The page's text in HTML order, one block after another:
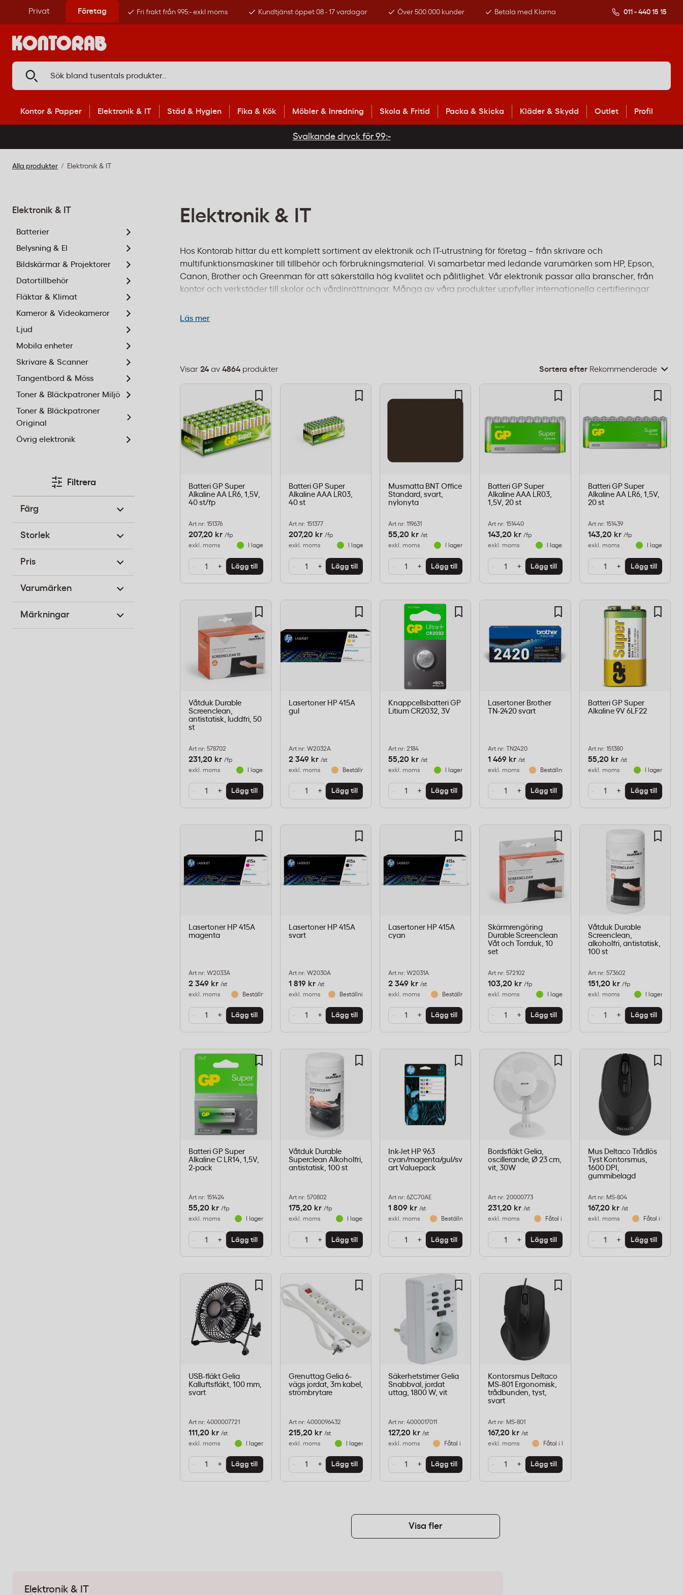
Privat Företag Fri frakt från 995:- exkl moms Kundtjänst öppet 08 - 17 vardagar Över 500 000 kunder Betala med Klarna 011 - 440 15 15
Kontor & Papper Elektronik & IT Städ & Hygien Fika & Kök Möbler & Inredning Skola & Fritid Packa & Skicka Kläder & Skydd Outlet Profil
Svalkande dryck för 99:-
Alla produkter Elektronik & IT
Elektronik & IT
Hos Kontorab hittar du ett komplett sortiment av elektronik och IT-utrustning för företag – från skrivare och
multifunktionsmaskiner till tillbehör och förbrukningsmaterial. Vi samarbetar med ledande varumärken som HP, Epson,
Canon, Brother och Greenman för att säkerställa hög kvalitet och pålitlighet. Vår elektronik passar alla branscher, från
kontor och verkstäder till skolor och vårdinrättningar. Många av våra produkter uppfyller internationella certifieringar
kompakt multifunktionsmaskin för det lilla kontoret, erbjuder vi lösningar som förenklar din vardag. Beställ före 14:00 för
Läs mer
Välj
sorteringsordning
Visar24 av4864 produkter Sortera efter
Batteri GP Super
Alkaline AA LR6, 1,5V,
40 st/fp
Art nr: 151376
207,20 kr /fp
exkl. moms
I lager
- + Lägg till
Batteri GP Super
Alkaline AAA LR03,
40 st
Art nr: 151377
207,20 kr /fp
exkl. moms
I lager
- + Lägg till
Musmatta BNT Office
Standard, svart,
nylonyta
Art nr: 119631
55,20 kr /st
exkl. moms
I lager
- + Lägg till
Batteri GP Super
Alkaline AAA LR03,
1,5V, 20 st
Art nr: 151440
143,20 kr /fp
exkl. moms
I lager
- + Lägg till
Batteri GP Super
Alkaline AA LR6, 1,5V,
20 st
Art nr: 151439
143,20 kr /fp
exkl. moms
I lager
- + Lägg till
Våtduk Durable
Screenclean,
antistatisk, luddfri, 50
st
Art nr: 578702
231,20 kr /fp
exkl. moms
I lager
- + Lägg till
Lasertoner HP 415A
gul
Art nr: W2032A
2 349 kr /st
exkl. moms
Beställningsvara
- + Lägg till
Knappcellsbatteri GP
Litium CR2032, 3V
Art nr: 2184
55,20 kr /st
exkl. moms
I lager
- + Lägg till
Lasertoner Brother
TN-2420 svart
Art nr: TN2420
1 469 kr /st
exkl. moms
Beställningsvara
- + Lägg till
Batteri GP Super
Alkaline 9V 6LF22
Art nr: 151380
55,20 kr /st
exkl. moms
I lager
- + Lägg till
Lasertoner HP 415A
magenta
Art nr: W2033A
2 349 kr /st
exkl. moms
Beställningsvara
- + Lägg till
Lasertoner HP 415A
svart
Art nr: W2030A
1 819 kr /st
exkl. moms
Beställningsvara
- + Lägg till
Lasertoner HP 415A
cyan
Art nr: W2031A
2 349 kr /st
exkl. moms
Beställningsvara
- + Lägg till
Skärmrengöring
Durable Screenclean
Våt och Torrduk, 10
set
Art nr: 572102
103,20 kr /fp
exkl. moms
I lager
- + Lägg till
Våtduk Durable
Screenclean,
alkoholfri, antistatisk,
100 st
Art nr: 573602
151,20 kr /fp
exkl. moms
I lager
- + Lägg till
Batteri GP Super
Alkaline C LR14, 1,5V,
2-pack
Art nr: 151424
55,20 kr /fp
exkl. moms
I lager
- + Lägg till
Våtduk Durable
Superclean Alkoholfri,
antistatisk, 100 st
Art nr: 570802
175,20 kr /fp
exkl. moms
I lager
- + Lägg till
Ink-Jet HP 963
cyan/magenta/gul/sv
art Valuepack
Art nr: 6ZC70AE
1 809 kr /st
exkl. moms
Beställningsvara
- + Lägg till
Bordsfläkt Gelia,
oscillerande, Ø 23 cm,
vit, 30W
Art nr: 20000773
231,20 kr /st
exkl. moms
Fåtal i lager
- + Lägg till
Mus Deltaco Trådlös
Tyst Kontorsmus,
1600 DPI,
gummibelagd
Art nr: MS-804
167,20 kr /st
exkl. moms
Fåtal i lager
- + Lägg till
USB-fläkt Gelia
Kalluftsfläkt, 100 mm,
svart
Art nr: 4000007721
111,20 kr /st
exkl. moms
I lager
- + Lägg till
Grenuttag Gelia 6-
vägs jordat, 3m kabel,
strömbrytare
Art nr: 4000096432
215,20 kr /st
exkl. moms
I lager
- + Lägg till
Säkerhetstimer Gelia
Snabbval, jordat
uttag, 1800 W, vit
Art nr: 4000017011
127,20 kr /st
exkl. moms
Fåtal i lager
- + Lägg till
Kontorsmus Deltaco
MS-801 Ergonomisk,
trådbunden, tyst,
svart
Art nr: MS-801
167,20 kr /st
exkl. moms
Fåtal i lager
- + Lägg till
Visa fler
Elektronik & IT
Batterier
Belysning & El
Bildskärmar & Projektorer
Datortillbehör
Fläktar & Klimat
Kameror & Videokameror
Ljud
Mobila enheter
Skrivare & Scanner
Tangentbord & Möss
Toner & Bläckpatroner Miljö
Toner & Bläckpatroner
Original
Övrig elektronik
Filtrera
Färg
Storlek
Pris
Varumärken
Märkningar
Elektronik & IT